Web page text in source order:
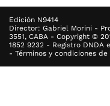
Edición N9414
Director: Gabriel Morini -
3551, CABA - Copyright ©
1852 9232 - Registro
- Términos y condiciones de